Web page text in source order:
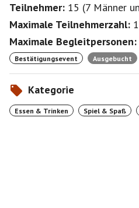
Teilnehmer: 15 (7 Männer
Maximale Teilnehmerzahl:
Maximale Begleitpersonen:
Bestätigungsevent Ausgebucht
Kategorie
Essen & Trinken Spiel & Spaß